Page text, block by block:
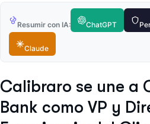
Resumir con IA: ChatGPT
Claude
Calibraro se une a
Bank como VP y